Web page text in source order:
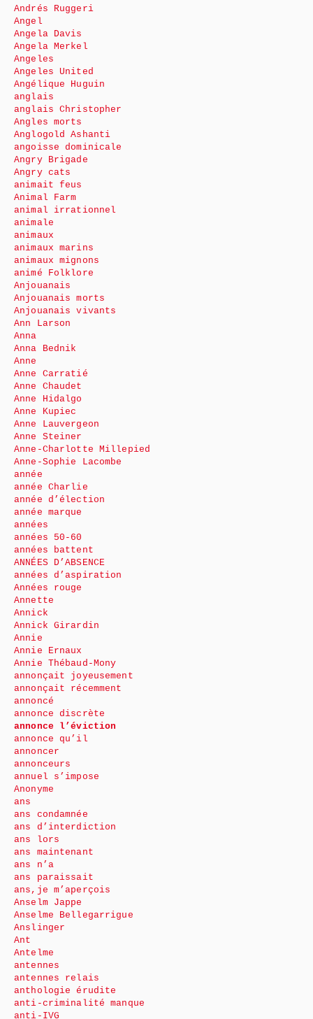
Andrés Ruggeri
Angel
Angela Davis
Angela Merkel
Angeles
Angeles United
Angélique Huguin
anglais
anglais Christopher
Angles morts
Anglogold Ashanti
angoisse dominicale
Angry Brigade
Angry cats
animait feus
Animal Farm
animal irrationnel
animale
animaux
animaux marins
animaux mignons
animé Folklore
Anjouanais
Anjouanais morts
Anjouanais vivants
Ann Larson
Anna
Anna Bednik
Anne
Anne Carratié
Anne Chaudet
Anne Hidalgo
Anne Kupiec
Anne Lauvergeon
Anne Steiner
Anne-Charlotte Millepied
Anne-Sophie Lacombe
année
année Charlie
année d’élection
année marque
années
années 50-60
années battent
ANNÉES D’ABSENCE
années d’aspiration
Années rouge
Annette
Annick
Annick Girardin
Annie
Annie Ernaux
Annie Thébaud-Mony
annonçait joyeusement
annonçait récemment
annoncé
annonce discrète
annonce l’éviction
annonce qu’il
annoncer
annonceurs
annuel s’impose
Anonyme
ans
ans condamnée
ans d’interdiction
ans lors
ans maintenant
ans n’a
ans paraissait
ans,je m’aperçois
Anselm Jappe
Anselme Bellegarrigue
Anslinger
Ant
Antelme
antennes
antennes relais
anthologie érudite
anti-criminalité manque
anti-IVG